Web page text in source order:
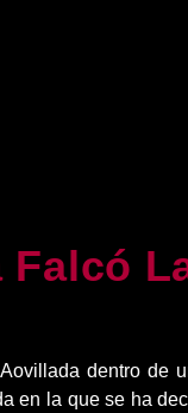
Falcó
dentro de
en la que se ha